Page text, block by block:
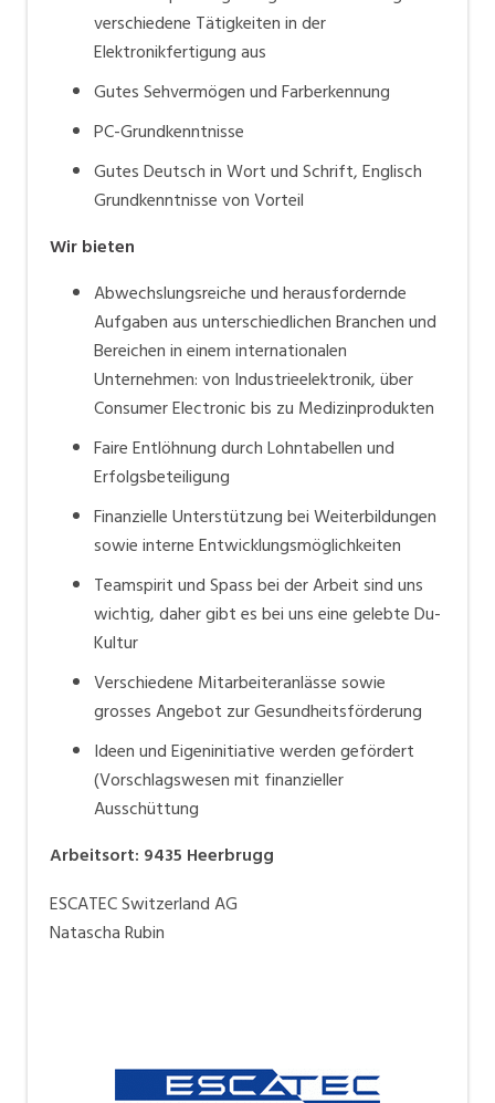
verschiedene Tätigkeiten in der
Elektronikfertigung aus
Gutes Sehvermögen und Farberkennung
PC-Grundkenntnisse
Gutes Deutsch in Wort und Schrift, Englisch
Grundkenntnisse von Vorteil
Wir bieten
Abwechslungsreiche und herausfordernde
Aufgaben aus unterschiedlichen Branchen und
Bereichen in einem internationalen
Unternehmen: von Industrieelektronik, über
Consumer Electronic bis zu Medizinprodukten
Faire Entlöhnung durch Lohntabellen und
Erfolgsbeteiligung
Finanzielle Unterstützung bei Weiterbildungen
sowie interne Entwicklungsmöglichkeiten
Teamspirit und Spass bei der Arbeit sind uns
wichtig, daher gibt es bei uns eine gelebte Du-
Kultur
Verschiedene Mitarbeiteranlässe sowie
grosses Angebot zur Gesundheitsförderung
Ideen und Eigeninitiative werden gefördert
(Vorschlagswesen mit finanzieller
Ausschüttung
Arbeitsort: 9435 Heerbrugg
ESCATEC Switzerland AG
Natascha Rubin